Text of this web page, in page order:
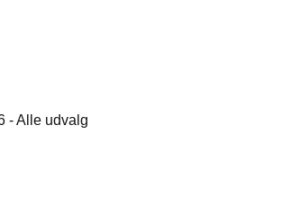
- Alle udvalg